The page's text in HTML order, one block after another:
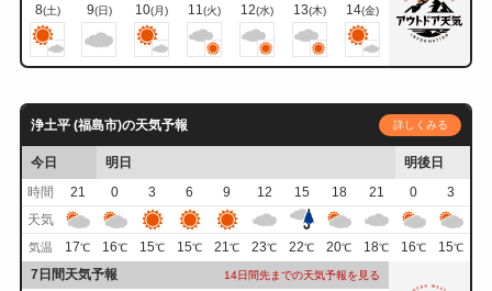
8(土) 9(日) 10(月) 11(火) 12(水) 13(木) 14(金)
浄土平 (福島市)の天気予報 詳しくみる
今日 明日
明後日
時間
21 0 3 6 9 12 15 18 21 0
3
天気
気温 17℃ 16℃ 15℃ 15℃ 21℃ 23℃ 22℃ 20℃ 18℃ 16℃ 15℃
7日間天気予報 14日間先までの天気予報を見る